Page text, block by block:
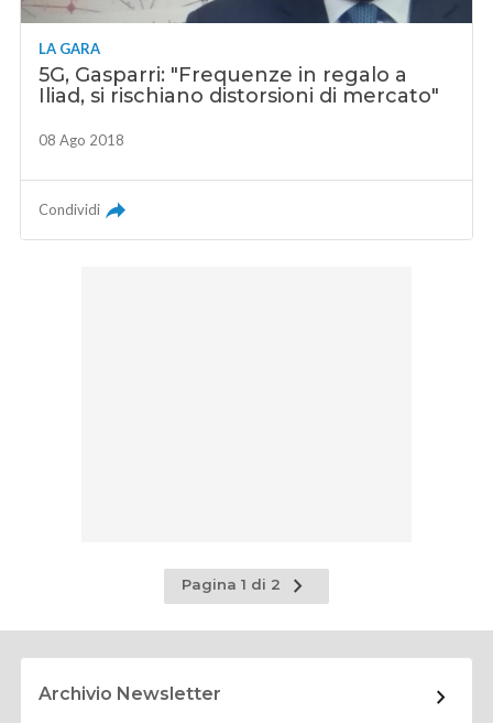
LA GARA
5G, Gasparri: "Frequenze in regalo a
Iliad, si rischiano distorsioni di mercato"
08 Ago 2018
Condividi
Pagina 1 di 2
Pagina
successiva
Archivio Newsletter